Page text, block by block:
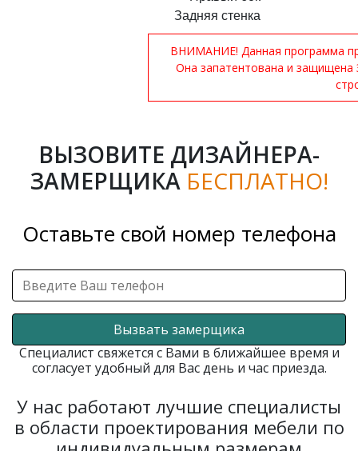
Задняя стенка
ВНИМАНИЕ! Данная программа
Она запатентована и
ВЫЗОВИТЕ ДИЗАЙНЕРА-
ЗАМЕРЩИКА БЕСПЛАТНО!
Оставьте свой номер телефона
Вызвать замерщика
Специалист свяжется с Вами в ближайшее время и
согласует удобный для Вас день и час приезда.
У нас работают лучшие специалисты
в области проектирования мебели по